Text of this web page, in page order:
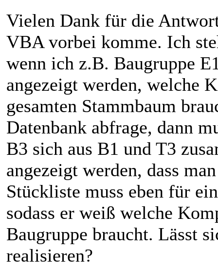
Vielen Dank für die
VBA vorbei komme. Ich
wenn ich z.B. Baugruppe
angezeigt werden, welche
gesamten Stammbaum
Datenbank abfrage, dann
B3 sich aus B1 und T3
angezeigt werden, dass
Stückliste muss eben für
sodass er weiß welche
Baugruppe braucht. Lässt
realisieren?